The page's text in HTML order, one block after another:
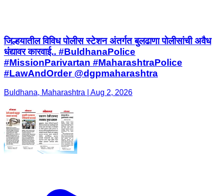
जिल्हयातील विविध पोलीस स्टेशन अंतर्गत बुलढाणा पोलीसांची अवैध
धंद्यावर कारवाई.. #BuldhanaPolice
#MissionParivartan #MaharashtraPolice
#LawAndOrder @dgpmaharashtra
Buldhana, Maharashtra | Aug 2, 2026